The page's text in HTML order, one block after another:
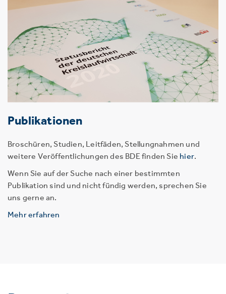
Publikationen
Broschüren, Studien, Leitfäden, Stellungnahmen und
weitere Veröffentlichungen des BDE finden Sie hier.
Wenn Sie auf der Suche nach einer bestimmten
Publikation sind und nicht fündig werden, sprechen Sie
uns gerne an.
Mehr erfahren